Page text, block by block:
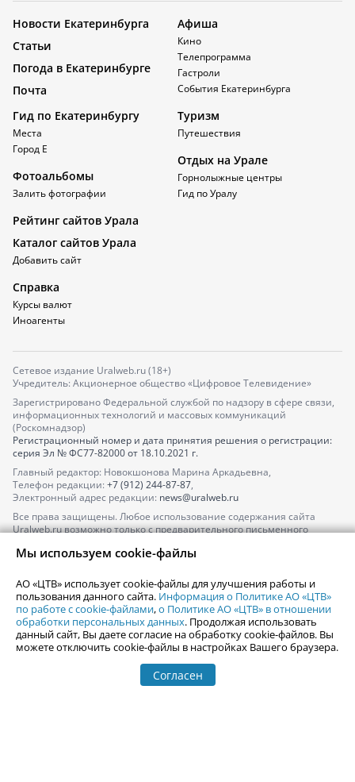
Новости Екатеринбурга
Статьи
Погода в Екатеринбурге
Почта
Афиша
Кино
Телепрограмма
Гастроли
События Екатеринбурга
Гид по Екатеринбургу
Места
Город Е
Фотоальбомы
Залить фотографии
Туризм
Путешествия
Отдых на Урале
Горнолыжные центры
Гид по Уралу
Рейтинг сайтов Урала
Каталог сайтов Урала
Добавить сайт
Справка
Курсы валют
Иноагенты
Сетевое издание Uralweb.ru (18+)
Учредитель: Акционерное общество «Цифровое Телевидение»
Зарегистрировано Федеральной службой по надзору в сфере связи,
информационных технологий и массовых коммуникаций
(Роскомнадзор)
Регистрационный номер и дата принятия решения о регистрации:
серия Эл № ФС77-82000от 18.10.2021 г.
Главный редактор: Новокшонова Марина Аркадьевна,
Телефон редакции: +7 (912) 244-87-87,
Электронный адрес редакции: news@uralweb.ru
Все права защищены. Любое использование содержания сайта
Uralweb.ru возможно только с предварительного письменного
По вопросам размещения рекламы обращайтесь по тел.
По вопросам размещения информации в разделе «Афиша»
afisha@uralweb.ru
Пользовательское соглашение на использование сайта
Политика АО «ЦТВ» в отношении обработки персональных данных
Мы используем cookie-файлы
АО «ЦТВ» использует cookie-файлы для улучшения работы и
пользования данного сайта. Информация о Политике АО «ЦТВ»
по работе с cookie-файлами,о Политике АО «ЦТВ» в отношении
обработки персональных данных. Продолжая использовать
данный сайт, Вы даете согласие на обработку cookie-файлов. Вы
можете отключить cookie-файлы в настройках Вашего браузера.
Согласен